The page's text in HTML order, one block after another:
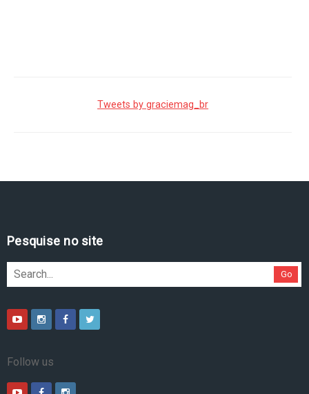
Tweets by graciemag_br
Pesquise no site
Go
Follow us